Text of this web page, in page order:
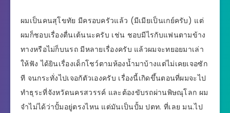
ผมเป็นคนสุโขทัย มีครอบครัวแล้ว (มีเมียเป็นเกย์ครับ) แต่
ผมก็ชอบเรื่องตื่นเต้นนะครับ เช่น ชอบมีไรกับแฟนตามข้าง
ทางหรือไม่ก็บนรถ มีหลายเรื่องครับ แล้วผมจะทยอยมาเล่า
ให้ฟัง ได้ยินเรื่องเด็กโชว์ตามห้องน้ำมาบ้างแต่ไม่เคยเจอซัก
ที จนกระทั่งไปเจอกัตัวเองครับ เรื่องนี้เกิดขึ้นตอนที่ผมจะไป
ทำธุระที่จังหวัดนครสวรรค์ และต้องขับรถผ่านพิษณุโลก ผม
จำไม่ได้ว่าปั้มอยู่ตรงไหน แต่มันเป็นปั้ม ปตท. ที่เลย มน.ไป